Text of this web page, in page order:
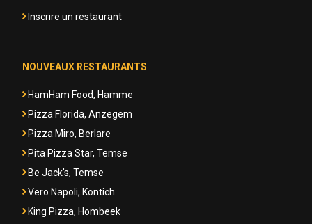
Inscrire un restaurant
NOUVEAUX RESTAURANTS
HamHam Food, Hamme
Pizza Florida, Anzegem
Pizza Miro, Berlare
Pita Pizza Star, Temse
Be Jack's, Temse
Vero Napoli, Kontich
King Pizza, Hombeek